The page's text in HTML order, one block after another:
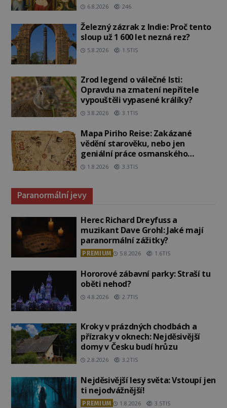
6.8.2026 246
Železný zázrak z Indie: Proč tento
sloup už 1 600 let nezná rez?
5.8.2026 1.5TIS
Zrod legend o válečné lsti:
Opravdu na zmatení nepřítele
vypouštěli vypasené králíky?
3.8.2026 3.1TIS
Mapa Piriho Reise: Zakázané
vědění starověku, nebo jen
geniální práce osmanského
admirála?
1.8.2026 3.3TIS
Paranormální jevy
Herec Richard Dreyfuss a
muzikant Dave Grohl: Jaké mají
paranormální zážitky?
PREMIUM 5.8.2026 1.6TIS
Hororové zábavní parky: Straší tu
oběti nehod?
4.8.2026 2.7TIS
Kroky v prázdných chodbách a
přízraky v oknech: Nejděsivější
domy v Česku budí hrůzu
2.8.2026 3.2TIS
Nejděsivější lesy světa: Vstoupí jen
ti nejodvážnější!
PREMIUM 1.8.2026 3.5TIS